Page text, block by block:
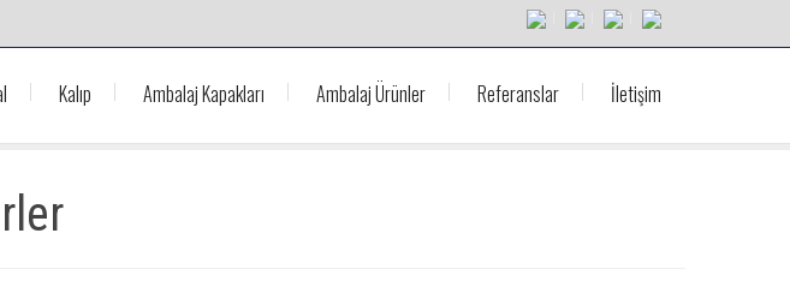
Kalıp Ambalaj Kapakları Ambalaj Ürünler Referanslar İletişim